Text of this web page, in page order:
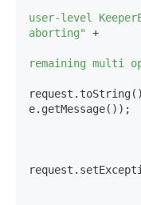
user-level
aborting"
+
remaining multi
e.getMessage());